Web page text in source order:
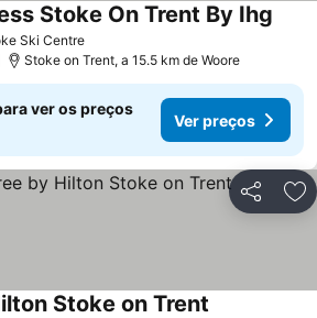
Ski Centre
Stoke On Trent By Ihg
Stoke on Trent, a 15.5 km de Woore
ver os preços
Ver preços
Partilhar
Stoke on Trent